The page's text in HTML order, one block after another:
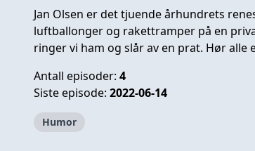
Jan Olsen er det tjuende århundrets
luftballonger og rakettramper på en
ringer vi ham og slår av en prat. Hør alle
Antall episoder: 4
Siste episode: 2022-06-14
Humor